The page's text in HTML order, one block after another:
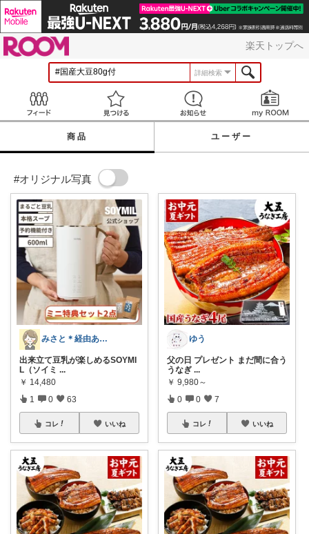
楽天トップへ
詳細検索
見つける お知らせ
商品 ユーザー
#オリジナル写真
みさと＊経由ありがとうございます🧡
出来立て豆乳が楽しめるSOYMI
L（ソイミ ...
￥ 14,480
1 0 63
コレ いいね
ゆう
父の日 プレゼント まだ間に合う
うなぎ ...
￥ 9,980～
0 0 7
コレ いいね